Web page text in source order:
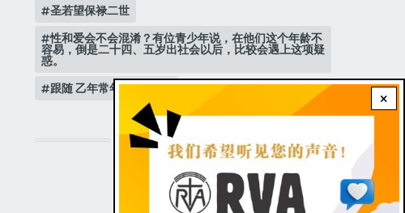
×
圣若望保禄二世
性和爱会不会混淆？有位青少年说，在他们这个年龄不
容易，倒是二十四、五岁出社会以后，比较会遇上这项疑
惑。
跟随 乙年常年期第3主日
STAY CONNECTED WITH US!